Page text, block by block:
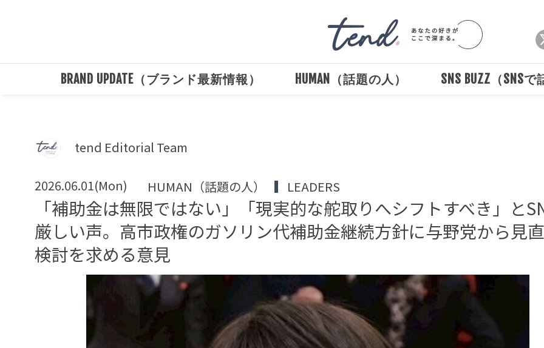
BRAND UPDATE（ブランド最新情報） HUMAN（話題の人） SNS BUZZ（SNSで
tend Editorial Team
2026.06.01(Mon) HUMAN（話題の人） LEADERS
「補助金は無限ではない」「現実的な舵取りへシフトすべき」と
厳しい声。高市政権のガソリン代補助金継続方針に与野党から見
検討を求める意見